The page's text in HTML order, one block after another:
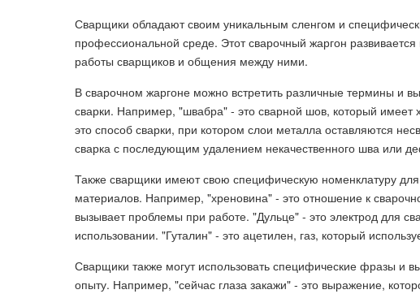
Сварщики обладают своим уникальным сленгом и
профессиональной среде. Этот сварочный жаргон
работы сварщиков и общения между ними.
В сварочном жаргоне можно встретить различные термины и
сварки. Например, "швабра" - это сварной шов, который имеет
это способ сварки, при котором слои металла оставляются
сварка с последующим удалением некачественного шва или
Также сварщики имеют свою специфическую номенклатуру
материалов. Например, "хреновина" - это отношение к
вызывает проблемы при работе. "Дульце" - это электрод для
использовании. "Гуталин" - это ацетилен, газ, который
Сварщики также могут использовать специфические фразы и
опыту. Например, "сейчас глаза закажи" - это выражение,